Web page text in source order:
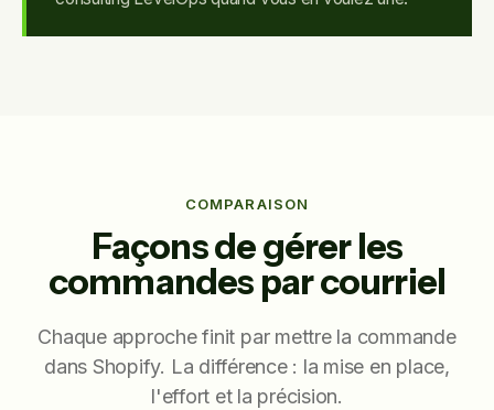
COMPARAISON
Façons de gérer les
commandes par courriel
Chaque approche finit par mettre la commande
dans Shopify. La différence : la mise en place,
l'effort et la précision.